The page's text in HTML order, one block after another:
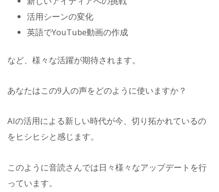
活用シーンの変化
英語でYouTube動画の作成
など、様々な活躍が期待されます。
あなたはこの9人の声をどのように使いますか？
AIの活用による新しい時代が今、切り拓かれているの
をヒシヒシと感じます。
このように音読さんでは日々様々なアップデートを行
っています。